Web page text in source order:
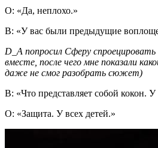
О: «Да, неплохо.»
В: «У вас были предыдущие
D A попросил Сферу
вместе, после чего мне показали
даже не смог разобрать сюжет)
В: «Что представляет собой кокон. У
О: «Защита. У всех детей.»